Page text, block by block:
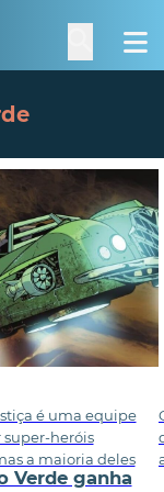
é uma equipe
heróis
a maioria deles
Verde ganha